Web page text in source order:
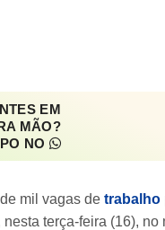
EM
MÃO?
NO
mil vagas de trabalho
terça-feira (16), no